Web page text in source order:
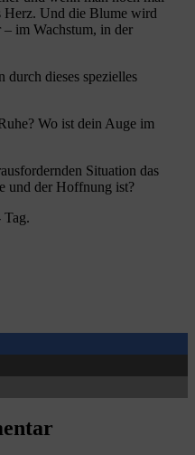
Herz. Und die Blume wird
im Wachstum, in der
dieses spezielles
Wo ist dein Auge im
Situation das
und der Hoffnung ist?